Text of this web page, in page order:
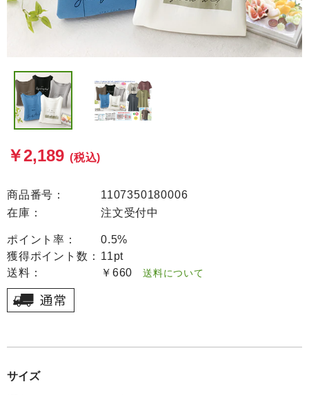
￥2,189 (税込)
商品番号：
1107350180006
在庫：
注文受付中
ポイント率：
0.5%
獲得ポイント数： 11pt
送料：
￥660 送料について
サイズ